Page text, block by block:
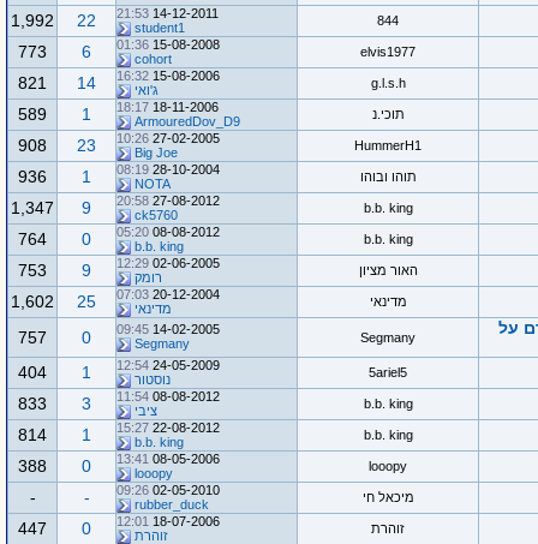
844
14-12-2011
21:53
student1
22
1,992
elvis1977
15-08-2008
01:36
cohort
6
773
g.l.s.h
15-08-2006
16:32
ג'ואי
14
821
תוכי.נ 18-11-2006
18:17
ArmouredDov_D9
1
589
HummerH1
27-02-2005
10:26
Big Joe
23
908
תוהו ובוהו 28-10-2004
08:19
NOTA
1
936
b.b. king
27-08-2012
20:58
ck5760
9
1,347
b.b. king
08-08-2012
05:20
b.b. king
0
764
האור מציון 02-06-2005
12:29
רומק
9
753
מדינאי 20-12-2004
07:03
מדינאי
25
1,602
על
Segmany
14-02-2005
09:45
Segmany
0
757
5ariel5
24-05-2009
12:54
נוסטור
1
404
b.b. king
08-08-2012
11:54
ציבי
3
833
b.b. king
22-08-2012
15:27
b.b. king
1
814
looopy
08-05-2006
13:41
looopy
0
388
מיכאל חי 02-05-2010
09:26
rubber_duck
-
-
זוהרת 18-07-2006
12:01
זוהרת
0
447